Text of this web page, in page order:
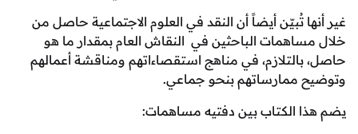
غير أنها تُبيّن أيضاً أن النقد في العلوم الاجتماعية حاصل من
خلال مساهمات الباحثين في النقاش العام بمقدار ما هو
حاصل، بالتلازم، في مناهج استقصاءاتهم ومناقشة أعمالهم
وتوضيح ممارساتهم بنحو جماعي.
يضم هذا الكتاب بين دفتيه مساهمات: